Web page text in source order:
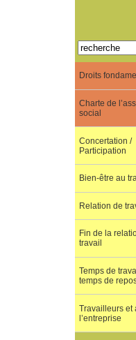
À
Droits
Charte de
social
Concertation /
Participation
Bien-être au
Relation de
Fin de la
travail
Temps de
temps de
Travailleurs et
l’entreprise